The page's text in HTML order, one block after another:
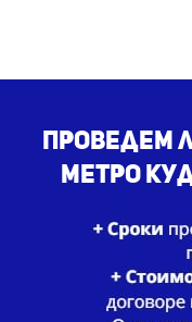
Проведем
метро